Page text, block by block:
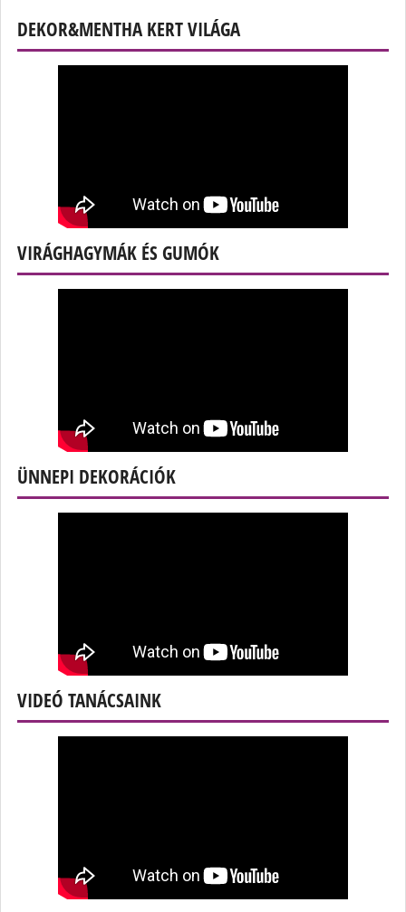
DEKOR&MENTHA KERT VILÁGA
VIRÁGHAGYMÁK ÉS GUMÓK
ÜNNEPI DEKORÁCIÓK
VIDEÓ TANÁCSAINK